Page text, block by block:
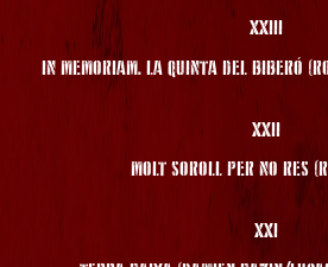
XXIII
IN MEMORIAM. LA QUINTA DEL BIBERÓ
XXII
MOLT SOROLL PER NO RES
XXI